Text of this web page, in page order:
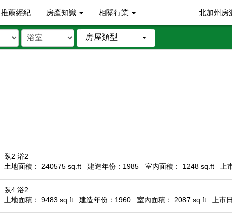
推薦經紀 房產知識 相關行業 北加州房
房屋類型
臥2 浴2
土地面積： 240575 sq.ft
建造年份：1985 室內面積： 1248 sq.ft
臥4 浴2
土地面積： 9483 sq.ft
建造年份：1960 室內面積： 2087 sq.ft 上市